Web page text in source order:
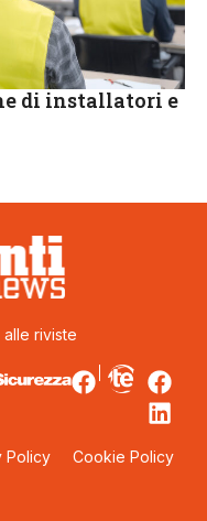
di installatori e
riviste
Policy Cookie Policy